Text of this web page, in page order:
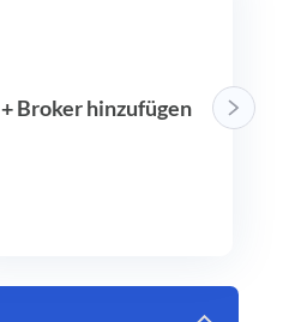
+ Broker hinzufügen